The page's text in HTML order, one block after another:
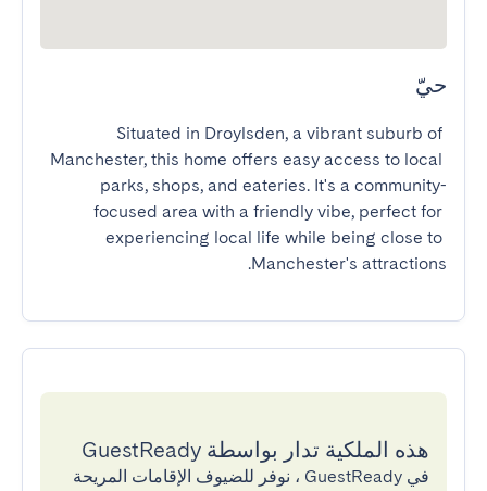
حيّ
Situated in Droylsden, a vibrant suburb of
Manchester, this home offers easy access to local
parks, shops, and eateries. It's a community-
focused area with a friendly vibe, perfect for
experiencing local life while being close to
Manchester's attractions.
هذه الملكية تدار بواسطة GuestReady
في GuestReady ، نوفر للضيوف الإقامات المريحة